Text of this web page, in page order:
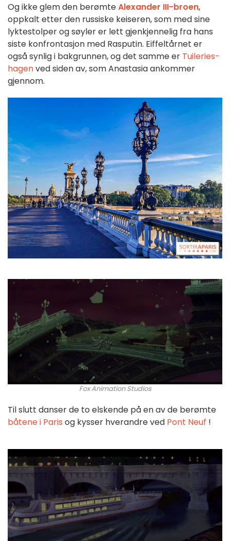
Og ikke glem den berømteAlexander III-broen,
oppkalt etter den russiske keiseren, som med sine
lyktestolper og søyler er lett gjenkjennelig fra hans
siste konfrontasjon med Rasputin. Eiffeltårnet er
også synlig i bakgrunnen, og det samme er Tuileries-
hagenved siden av, som Anastasia ankommer
gjennom.
Fox Animation Studios
Til slutt danser de to elskende på en av de berømte
båtene i Paris og kysser hverandre ved Pont Neuf !